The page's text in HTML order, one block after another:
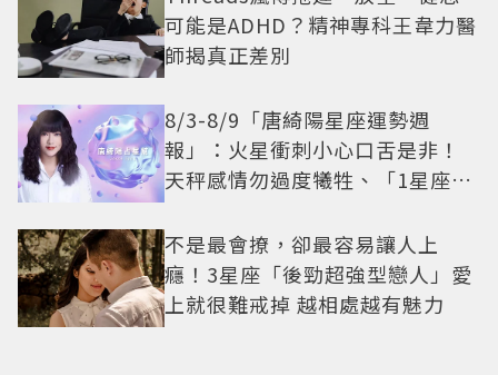
可能是ADHD？精神專科王韋力醫
師揭真正差別
8/3-8/9「唐綺陽星座運勢週
報」：火星衝刺小心口舌是非！
天秤感情勿過度犧牲、「1星座」
不是最會撩，卻最容易讓人上
癮！3星座「後勁超強型戀人」愛
上就很難戒掉 越相處越有魅力